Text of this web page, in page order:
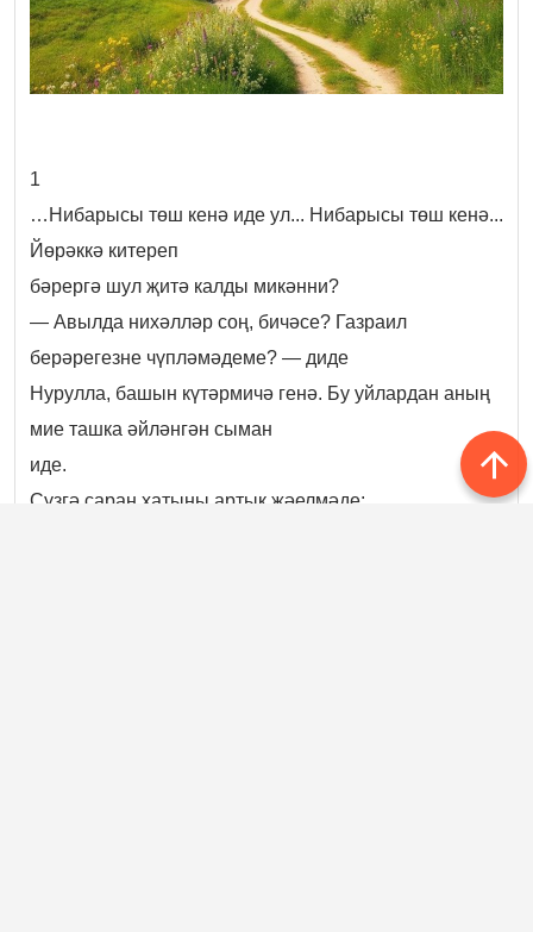
1
…Нибарысы төш кенә иде ул... Нибарысы төш кенә...
Йөрәккә китереп
бәрергә шул җитә калды микәнни?
— Авылда нихәлләр соң, бичәсе? Газраил
берәрегезне чүпләмәдеме? — диде
Нурулла, башын күтәрмичә генә. Бу уйлардан аның
мие ташка әйләнгән сыман
иде.
Сүзгә саран хатыны артык җәелмәде: